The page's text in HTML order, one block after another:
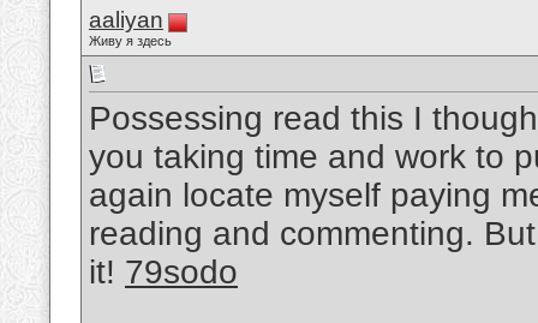
aaliyan
Живу я здесь
Possessing read this I
you taking time and work to
again locate myself paying
reading and commenting.
it! 79sodo